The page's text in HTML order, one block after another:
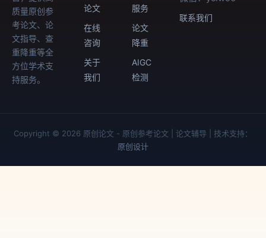
质量原创参
考论文、论
文指导、查
重降重等全
方位学术支
持服务。
论文
在线
咨询
关于
我们
服务
论文
降重
AIGC
检测
联系我们
Copyright © 2026 原创论文 - 原创参考论文 | 论文辅导 | 技术支持：
原创设计